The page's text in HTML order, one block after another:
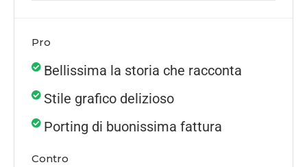
Pro
Bellissima la storia che racconta
Stile grafico delizioso
Porting di buonissima fattura
Contro